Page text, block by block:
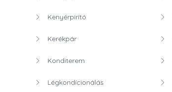
Kenyérpirító
Kerékpár
Konditerem
Légkondícionálás